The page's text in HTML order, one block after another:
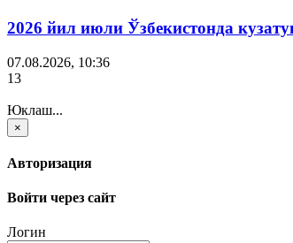
2026 йил июли Ўзбекистонда
07.08.2026, 10:36
13
Юклаш...
×
Авторизация
Войти через сайт
Логин